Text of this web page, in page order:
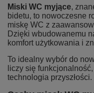
Miski WC myjące,
bidetu, to nowoczesne
miskę WC z
Dzięki wbudowanemu
komfort użytkowania i
To idealny wybór do
liczy się
technologia przyszłości.